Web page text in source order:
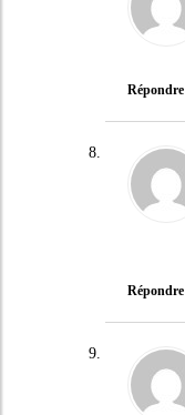
Répondre
Répondre